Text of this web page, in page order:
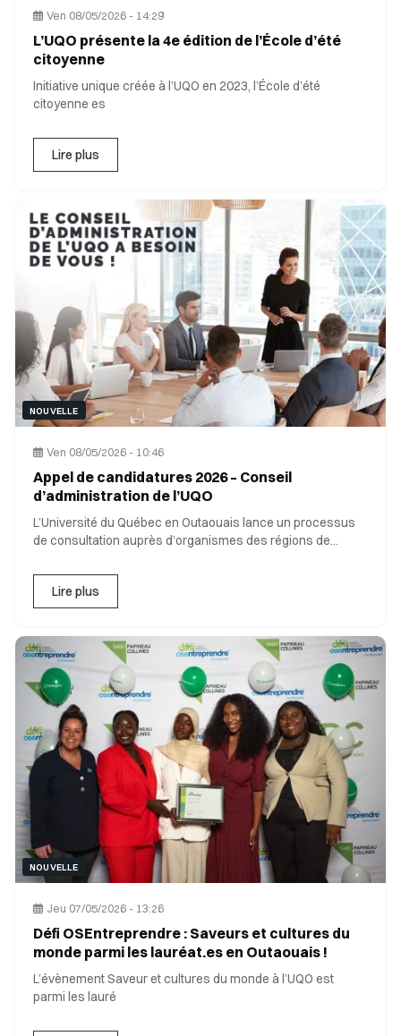
Ven 08/05/2026 - 14:29
L’UQO présente la 4e édition de l’École d’été
citoyenne
Initiative unique créée à l’UQO en 2023, l’École d’été
citoyenne es
Lire plus
NOUVELLE
Ven 08/05/2026 - 10:46
Appel de candidatures 2026 – Conseil
d’administration de l’UQO
L’Université du Québec en Outaouais lance un processus
de consultation auprès d’organismes des régions de
Lire plus
NOUVELLE
Jeu 07/05/2026 - 13:26
Défi OSEntreprendre : Saveurs et cultures du
monde parmi les lauréat.es en Outaouais !
L’évènement Saveur et cultures du monde à l’UQO est
parmi les lauré